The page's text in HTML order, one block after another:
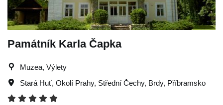
Památník Karla Čapka
Muzea, Výlety
Stará Huť, Okolí Prahy, Střední Čechy, Brdy, Příbramsko